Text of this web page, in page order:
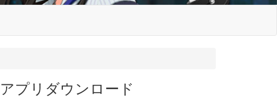
アプリダウンロード